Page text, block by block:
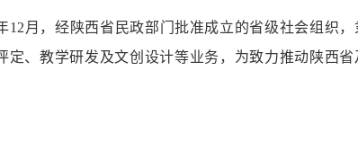
12月，经陕西省民政部门批准成立的省级社会组织，
、教学研发及文创设计等业务，为致力推动陕西省